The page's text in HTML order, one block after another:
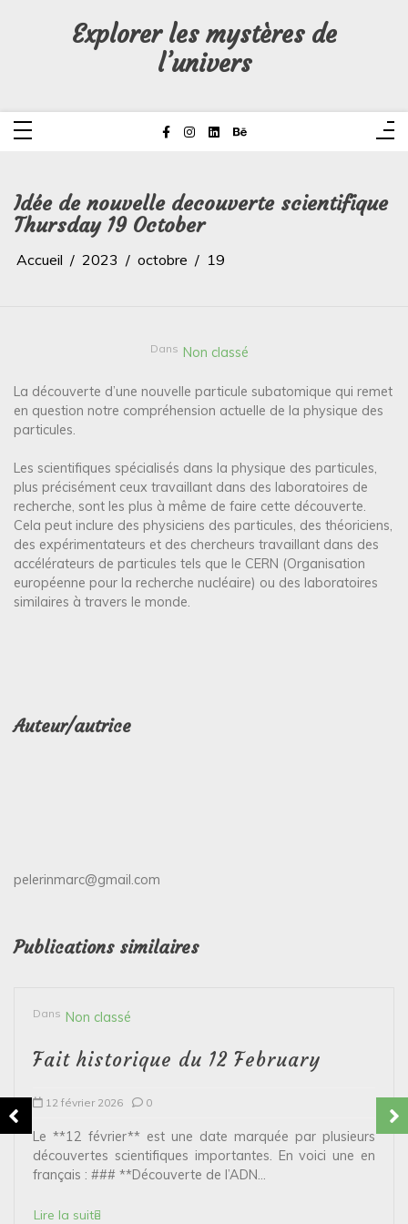
Explorer les mystères de
l’univers
Idée de nouvelle decouverte scientifique
Thursday 19 October
Accueil 2023 octobre 19
Dans Non classé
La découverte d’une nouvelle particule subatomique qui remet
en question notre compréhension actuelle de la physique des
particules.
Les scientifiques spécialisés dans la physique des particules,
plus précisément ceux travaillant dans des laboratoires de
recherche, sont les plus à même de faire cette découverte.
Cela peut inclure des physiciens des particules, des théoriciens,
des expérimentateurs et des chercheurs travaillant dans des
accélérateurs de particules tels que le CERN (Organisation
européenne pour la recherche nucléaire) ou des laboratoires
similaires à travers le monde.
Auteur/autrice
pelerinmarc@gmail.com
Publications similaires
Dans Non classé
Fait historique du 12 February
12 février 2026 0
Le **12 février** est une date marquée par plusieurs
découvertes scientifiques importantes. En voici une en
français : ### **Découverte de l’ADN...
Lire la suite